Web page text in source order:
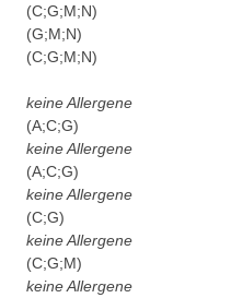
(C;G;M;N)
(G;M;N)
(C;G;M;N)
keine Allergene
(A;C;G)
keine Allergene
(A;C;G)
keine Allergene
(C;G)
keine Allergene
(C;G;M)
keine Allergene